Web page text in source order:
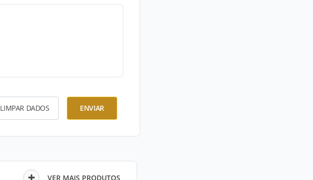
LIMPAR DADOS ENVIAR
VER MAIS PRODUTOS